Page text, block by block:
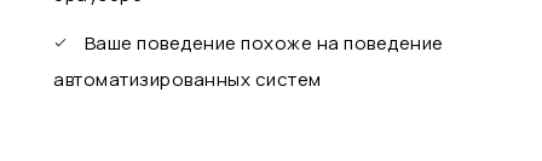
Ваше поведение похоже на поведение
автоматизированных систем